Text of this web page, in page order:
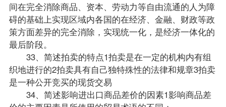
间在完全消除商品、资本、劳动力等自由流通的人为障
碍的基础上实现区域内各国的在经济、金融、财政等政
策方面差异的完全消除，实现统一化，是经济一体化的
最后阶段。
33、简述拍卖的特点1拍卖是在一定的机构内有组
织地进行的2拍卖具有自己独特殊性的法律和规章3拍卖
是一种公开竞买的现货交易
34、简述影响进出口商品差价的因素1影响商品差